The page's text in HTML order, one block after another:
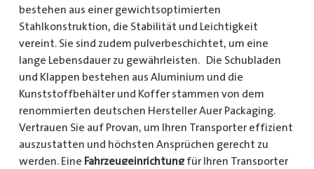
bestehen aus einer gewichtsoptimierten
Stahlkonstruktion, die Stabilität und Leichtigkeit
vereint. Sie sind zudem pulverbeschichtet, um eine
lange Lebensdauer zu gewährleisten. Die Schubladen
und Klappen bestehen aus Aluminium und die
Kunststoffbehälter und Koffer stammen von dem
renommierten deutschen Hersteller Auer Packaging.
Vertrauen Sie auf Provan, um Ihren Transporter effizient
auszustatten und höchsten Ansprüchen gerecht zu
werden. Eine Fahrzeugeinrichtungfür Ihren Transporter